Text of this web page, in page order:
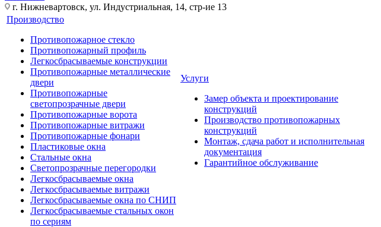
г. Нижневартовск, ул. Индустриальная, 14, стр-ие 13
Производство
Противопожарное стекло
Противопожарный профиль
Легкосбрасываемые конструкции
Противопожарные металлические
двери
Противопожарные
светопрозрачные двери
Противопожарные ворота
Противопожарные витражи
Противопожарные фонари
Пластиковые окна
Стальные окна
Светопрозрачные перегородки
Легкосбрасываемые окна
Легкосбрасываемые витражи
Легкосбрасываемые окна по СНИП
Легкосбрасываемые стальных окон
по сериям
Услуги
Замер объекта и проектирование
конструкций
Производство противопожарных
конструкций
Монтаж, сдача работ и исполнительная
документация
Гарантийное обслуживание